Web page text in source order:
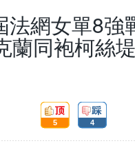
法網女單8強
蘭同袍柯絲
頂:
5
踩:
4